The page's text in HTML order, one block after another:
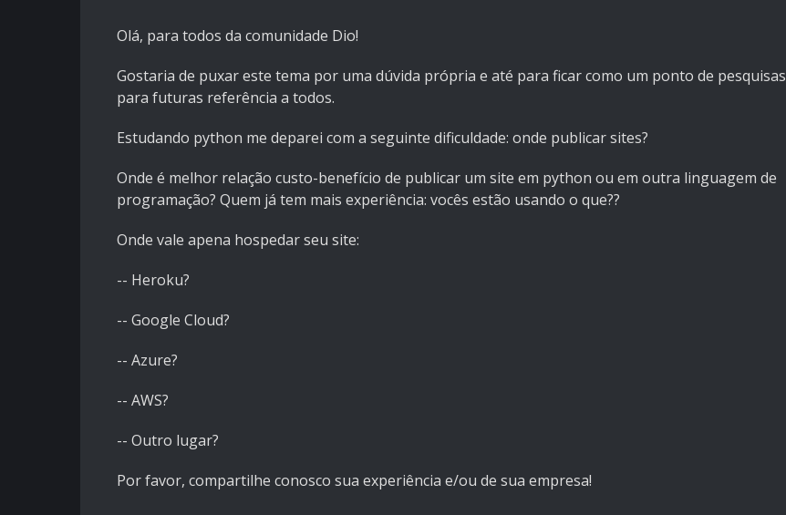
Olá, para todos da comunidade Dio!
Gostaria de puxar este tema por uma dúvida própria e até para ficar como um ponto de pesquisas
para futuras referência a todos.
Estudando python me deparei com a seguinte dificuldade: onde publicar sites?
Onde é melhor relação custo-benefício de publicar um site em python ou em outra linguagem de
programação? Quem já tem mais experiência: vocês estão usando o que??
Onde vale apena hospedar seu site:
-- Heroku?
-- Google Cloud?
-- Azure?
-- AWS?
-- Outro lugar?
Por favor, compartilhe conosco sua experiência e/ou de sua empresa!